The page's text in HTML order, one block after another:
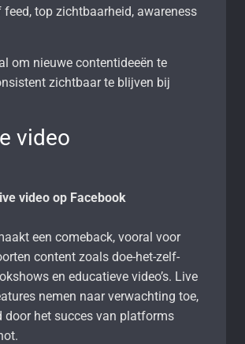
top zichtbaarheid, awareness
om nieuwe contentideeën te
zichtbaar te blijven bij
video
video op Facebook
een comeback, vooral voor
content zoals doe-het-zelf-
en educatieve video’s. Live
nemen naar verwachting toe,
door het succes van platforms